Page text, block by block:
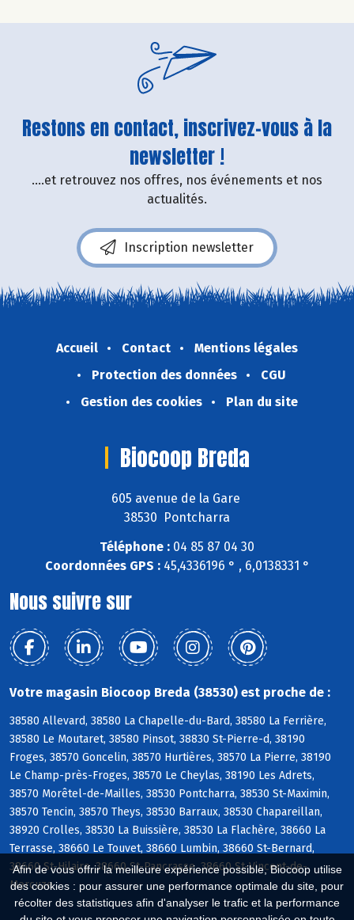
Afin de vous offrir la meilleure expérience possible, Biocoop utilise
des cookies : pour assurer une performance optimale du site, pour
récolter des statistiques afin d'analyser le trafic et la performance
Restons en contact, inscrivez-vous à la
newsletter !
....et retrouvez nos offres, nos événements et nos
actualités.
Inscription newsletter
Accueil Contact
Mentions légales
Protection des données
CGU
Gestion des cookies
Plan du site
Biocoop Breda
605 avenue de la Gare
38530 Pontcharra
Téléphone : 04 85 87 04 30
Coordonnées GPS :45,4336196 ° , 6,0138331 °
Nous suivre sur
Votre magasin Biocoop Breda (38530) est proche de :
38580 Allevard, 38580 La Chapelle-du-Bard, 38580 La Ferrière,
38580 Le Moutaret, 38580 Pinsot, 38830 St-Pierre-d, 38190
Froges, 38570 Goncelin, 38570 Hurtières, 38570 La Pierre, 38190
Le Champ-près-Froges, 38570 Le Cheylas, 38190 Les Adrets,
38570 Morêtel-de-Mailles, 38530 Pontcharra, 38530 St-Maximin,
38570 Tencin, 38570 Theys, 38530 Barraux, 38530 Chapareillan,
38920 Crolles, 38530 La Buissière, 38530 La Flachère, 38660 La
Terrasse, 38660 Le Touvet, 38660 Lumbin, 38660 St-Bernard,
38660 St-Hilaire, 38660 St-Pancrasse, 38660 St-Vincent-de-
Mercuze